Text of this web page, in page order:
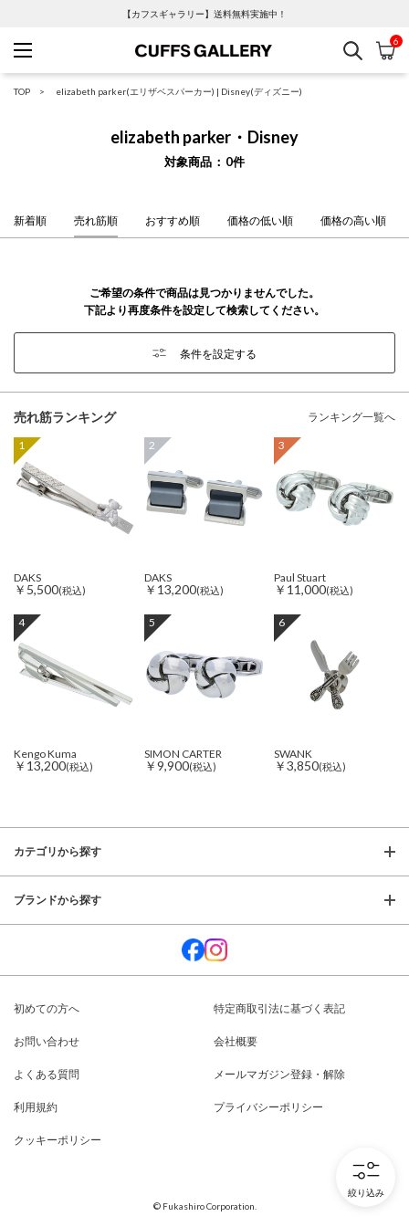
【カフスギャラリー】送料無料実施中！
Cuffs Gallery
検索 カ
6
TOP elizabeth parker(エリザベスパーカー) | Disney(ディズニー)
elizabeth parker・Disney
対象商品 0件
新着順 売れ筋順 おすすめ順 価格の低い順 価格の高い順
ご希望の条件で商品は見つかりませんでした。
下記より再度条件を設定して検索してください。
条件を設定する
売れ筋ランキング ランキング一覧へ
1
DAKS
￥5,500(税込)
2
DAKS
￥13,200(税込)
3
Paul Stuart
￥11,000(税込)
4
Kengo Kuma
￥13,200(税込)
5
SIMON CARTER
￥9,900(税込)
6
SWANK
￥3,850(税込)
絞り込み
カテゴリから探す
ブランドから探す
初めての方へ 特定商取引法に基づく表記
お問い合わせ 会社概要
よくある質問 メールマガジン登録・解除
利用規約 プライバシーポリシー
クッキーポリシー
© Fukashiro Corporation.